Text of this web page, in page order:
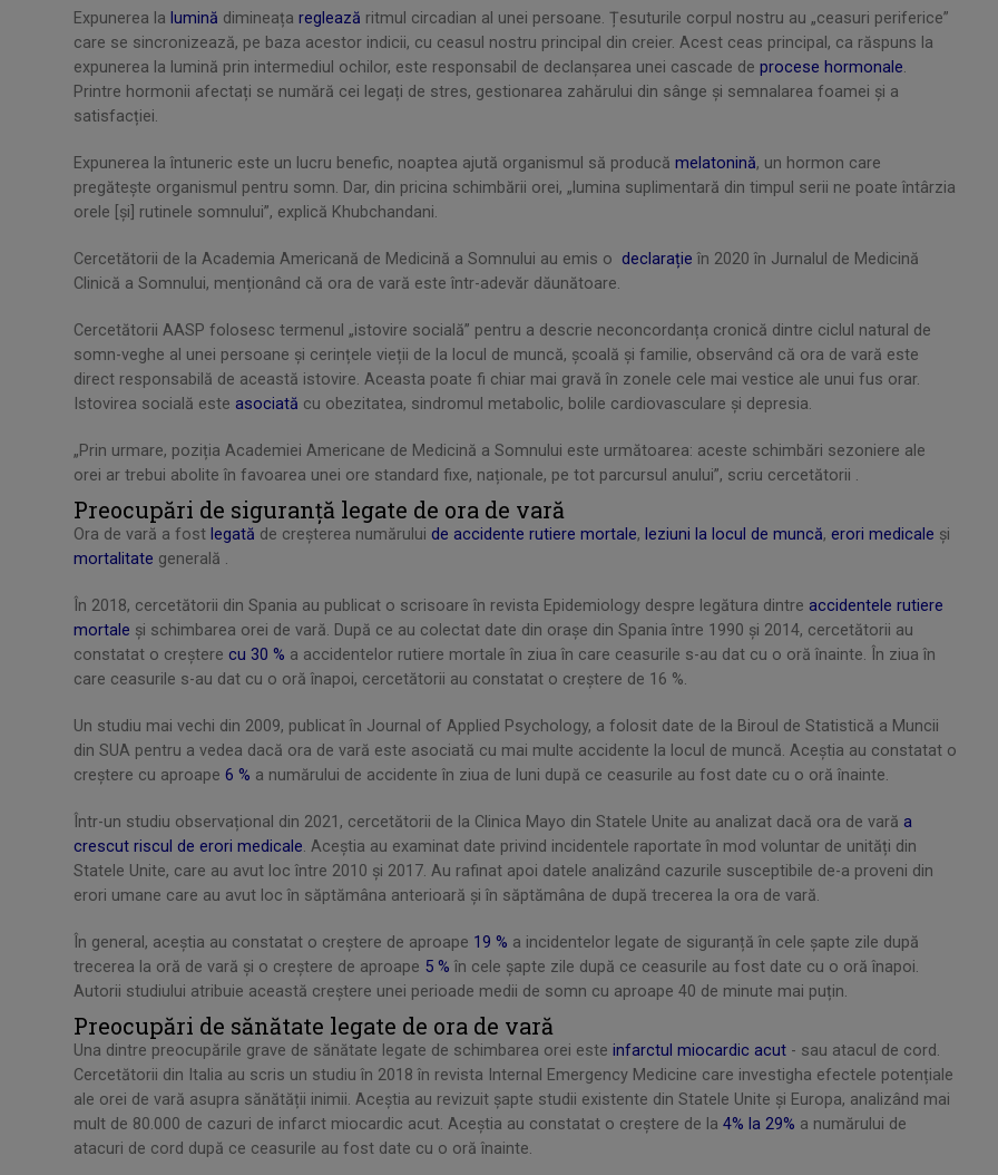
Expunerea la lumină dimineața reglează ritmul circadian al unei persoane. Țesuturile corpul nostru au „ceasuri periferice”
care se sincronizează, pe baza acestor indicii, cu ceasul nostru principal din creier. Acest ceas principal, ca răspuns la
expunerea la lumină prin intermediul ochilor, este responsabil de declanșarea unei cascade de procese hormonale.
Printre hormonii afectați se numără cei legați de stres, gestionarea zahărului din sânge și semnalarea foamei și a
satisfacției.
Expunerea la întuneric este un lucru benefic, noaptea ajută organismul să producă melatonină, un hormon care
pregătește organismul pentru somn. Dar, din pricina schimbării orei, „lumina suplimentară din timpul serii ne poate întârzia
orele [și] rutinele somnului”, explică Khubchandani.
Cercetătorii de la Academia Americană de Medicină a Somnului au emis o declarație în 2020 în Jurnalul de Medicină
Clinică a Somnului, menționând că ora de vară este într-adevăr dăunătoare.
Cercetătorii AASP folosesc termenul „istovire socială” pentru a descrie neconcordanța cronică dintre ciclul natural de
somn-veghe al unei persoane și cerințele vieții de la locul de muncă, școală și familie, observând că ora de vară este
direct responsabilă de această istovire. Aceasta poate fi chiar mai gravă în zonele cele mai vestice ale unui fus orar.
Istovirea socială este asociată cu obezitatea, sindromul metabolic, bolile cardiovasculare și depresia.
„Prin urmare, poziția Academiei Americane de Medicină a Somnului este următoarea: aceste schimbări sezoniere ale
orei ar trebui abolite în favoarea unei ore standard fixe, naționale, pe tot parcursul anului”, scriu cercetătorii .
Preocupări de siguranță legate de ora de vară
Ora de vară a fost legată de creșterea numărului de accidente rutiere mortale, leziuni la locul de muncă, erori medicale și
mortalitate generală .
În 2018, cercetătorii din Spania au publicat o scrisoare în revista Epidemiology despre legătura dintre accidentele rutiere
mortale și schimbarea orei de vară. După ce au colectat date din orașe din Spania între 1990 și 2014, cercetătorii au
constatat o creștere cu 30 % a accidentelor rutiere mortale în ziua în care ceasurile s-au dat cu o oră înainte. În ziua în
care ceasurile s-au dat cu o oră înapoi, cercetătorii au constatat o creștere de 16 %.
Un studiu mai vechi din 2009, publicat în Journal of Applied Psychology, a folosit date de la Biroul de Statistică a Muncii
din SUA pentru a vedea dacă ora de vară este asociată cu mai multe accidente la locul de muncă. Aceștia au constatat o
creștere cu aproape 6 % a numărului de accidente în ziua de luni după ce ceasurile au fost date cu o oră înainte.
Într-un studiu observațional din 2021, cercetătorii de la Clinica Mayo din Statele Unite au analizat dacă ora de vară a
crescut riscul de erori medicale. Aceștia au examinat date privind incidentele raportate în mod voluntar de unități din
Statele Unite, care au avut loc între 2010 și 2017. Au rafinat apoi datele analizând cazurile susceptibile de-a proveni din
erori umane care au avut loc în săptămâna anterioară și în săptămâna de după trecerea la ora de vară.
În general, aceștia au constatat o creștere de aproape 19 % a incidentelor legate de siguranță în cele șapte zile după
trecerea la oră de vară și o creștere de aproape 5 % în cele șapte zile după ce ceasurile au fost date cu o oră înapoi.
Autorii studiului atribuie această creștere unei perioade medii de somn cu aproape 40 de minute mai puțin.
Preocupări de sănătate legate de ora de vară
Una dintre preocupările grave de sănătate legate de schimbarea orei este infarctul miocardic acut - sau atacul de cord.
Cercetătorii din Italia au scris un studiu în 2018 în revista Internal Emergency Medicine care investigha efectele potențiale
ale orei de vară asupra sănătății inimii. Aceștia au revizuit șapte studii existente din Statele Unite și Europa, analizând mai
mult de 80.000 de cazuri de infarct miocardic acut. Aceștia au constatat o creștere de la 4% la 29% a numărului de
atacuri de cord după ce ceasurile au fost date cu o oră înainte.